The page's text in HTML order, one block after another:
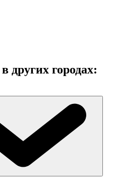
других городах: